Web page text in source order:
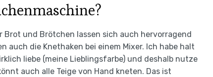
und Brötchen lassen sich auch hervorragend
die Knethaken bei einem Mixer. Ich habe halt
liebe (meine Lieblingsfarbe) und deshalb nutze
auch alle Teige von Hand kneten. Das ist